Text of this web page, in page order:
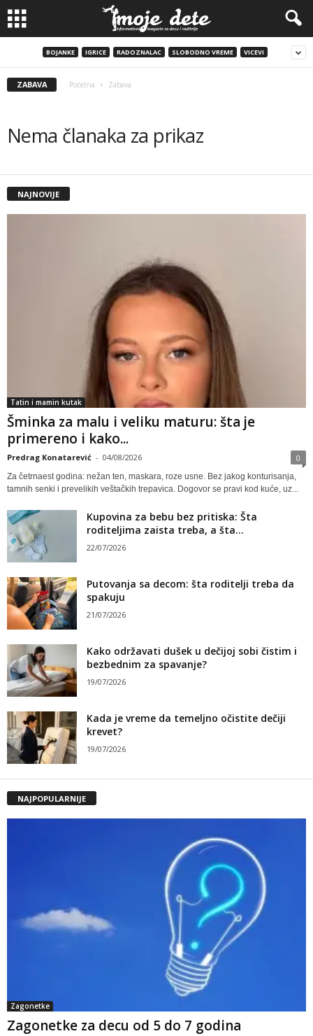
BOJANKE IGRICE RADOZNALAC SLOBODNO VREME VICEVI
ZABAVA Početna Zabava
Nema članaka za prikaz
NAJNOVIJE
Tatin i mamin kutak
Šminka za malu i veliku maturu: šta je
primereno i kako...
Predrag Konatarević - 04/08/2026 0
Za četrnaest godina: nežan ten, maskara, roze usne. Bez jakog konturisanja,
tamnih senki i prevelikih veštačkih trepavica. Dogovor se pravi kod kuće, uz...
Kupovina za bebu bez pritiska: Šta
roditeljima zaista treba, a šta...
22/07/2026
Putovanja sa decom: šta roditelji treba da
spakuju
21/07/2026
Kako održavati dušek u dečijoj sobi čistim i
bezbednim za spavanje?
19/07/2026
Kada je vreme da temeljno očistite dečiji
krevet?
19/07/2026
NAJPOPULARNIJE
Zagonetke
Zagonetke za decu od 5 do 7 godina